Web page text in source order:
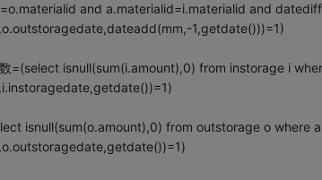
and a.materialid=i.materialid and
1,getdate()))=1)
=(select isnull(sum(i.amount),0) from instorage i
isnull(sum(o.amount),0) from outstorage o where